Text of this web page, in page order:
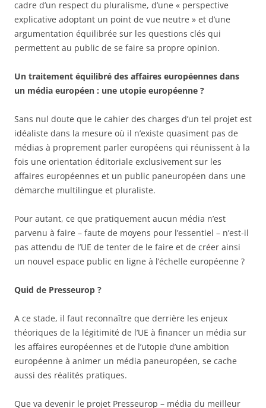
cadre d’un respect du pluralisme, d’une « perspective
explicative adoptant un point de vue neutre » et d’une
argumentation équilibrée sur les questions clés qui
permettent au public de se faire sa propre opinion.
Un traitement équilibré des affaires européennes dans
un média européen : une utopie européenne ?
Sans nul doute que le cahier des charges d’un tel projet est
idéaliste dans la mesure où il n’existe quasiment pas de
médias à proprement parler européens qui réunissent à la
fois une orientation éditoriale exclusivement sur les
affaires européennes et un public paneuropéen dans une
démarche multilingue et pluraliste.
Pour autant, ce que pratiquement aucun média n’est
parvenu à faire – faute de moyens pour l’essentiel – n’est-il
pas attendu de l’UE de tenter de le faire et de créer ainsi
un nouvel espace public en ligne à l’échelle européenne ?
Quid de Presseurop ?
A ce stade, il faut reconnaître que derrière les enjeux
théoriques de la légitimité de l’UE à financer un média sur
les affaires européennes et de l’utopie d’une ambition
européenne à animer un média paneuropéen, se cache
aussi des réalités pratiques.
Que va devenir le projet Presseurop – média du meilleur